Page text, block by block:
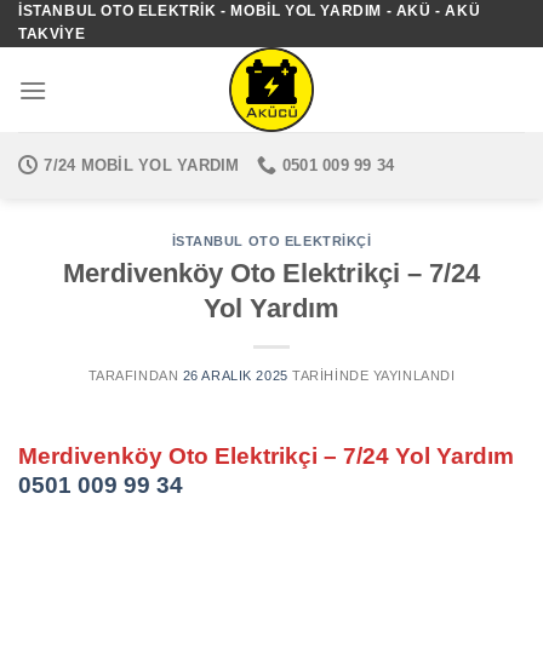
İçeriğe
atla
İSTANBUL OTO ELEKTRIK - MOBIL YOL YARDIM - AKÜ - AKÜ
TAKVIYE
7/24 MOBIL YOL YARDIM 0501 009 99 34
İSTANBUL OTO ELEKTRIKÇI
Merdivenköy Oto Elektrikçi – 7/24
Yol Yardım
TARAFINDAN 26 ARALIK 2025 TARIHINDE YAYINLANDI
Merdivenköy Oto Elektrikçi – 7/24 Yol Yardım
0501 009 99 34